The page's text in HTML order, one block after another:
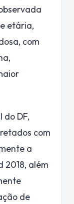
etária,
com
DF,
com
a
2018, além
de